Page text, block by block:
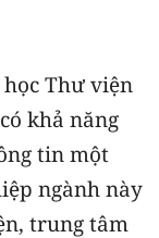
Thư viện
khả năng
tin một
ngành này
trung tâm